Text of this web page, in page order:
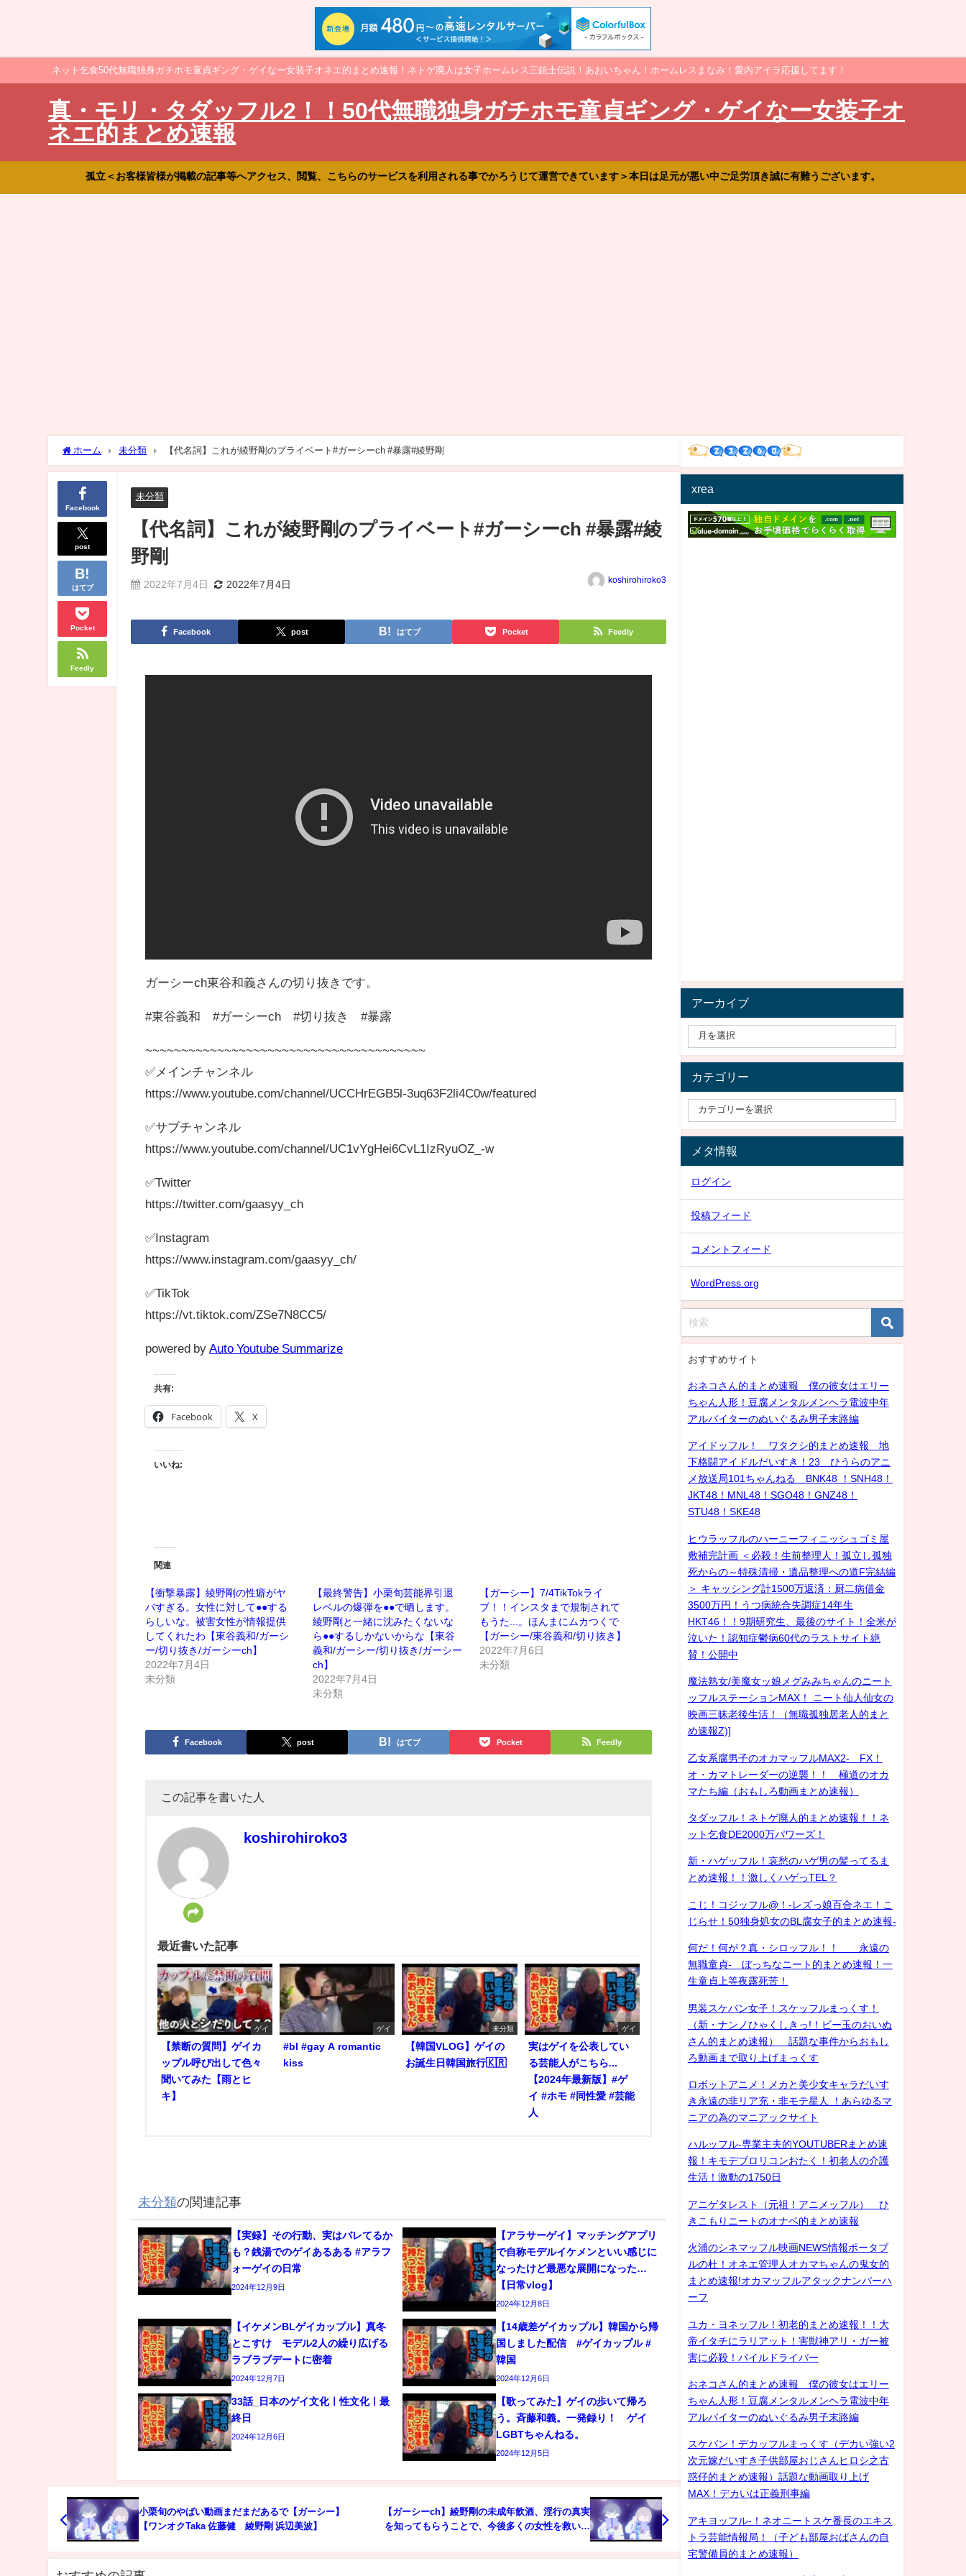
ネット乞食50代無職独身ガチホモ童貞ギング・ゲイなー女装子オネエ的まとめ速報！ネトゲ廃人は女子ホームレス三銃士伝説！あおいちゃん！ホームレスまなみ！愛内アイラ応援してます！
真・モリ・タダッフル2！！50代無職独身ガチホモ童貞ギング・ゲイなー女装子オ
ネエ的まとめ速報
孤立＜お客様皆様が掲載の記事等へアクセス、閲覧、こちらのサービスを利用される事でかろうじて運営できています＞本日は足元が悪い中ご足労頂き誠に有難うございます。
ホーム 未分類 【代名詞】これが綾野剛のプライベート#ガーシーch #暴露#綾野剛
Facebook
post
はてブ
Pocket
Feedly
未分類
【代名詞】これが綾野剛のプライベート#ガーシーch #暴露#綾
野剛
2022年7月4日 2022年7月4日 koshirohiroko3
Facebook post はてブ Pocket Feedly
ガーシーch東谷和義さんの切り抜きです。
#東谷義和 #ガーシーch #切り抜き #暴露
~~~~~~~~~~~~~~~~~~~~~~~~~~~~~~~~~~~~~~~
✅メインチャンネル
https://www.youtube.com/channel/UCCHrEGB5l-3uq63F2li4C0w/featured
✅サブチャンネル
https://www.youtube.com/channel/UC1vYgHei6CvL1IzRyuOZ_-w
✅Twitter
https://twitter.com/gaasyy_ch
✅Instagram
https://www.instagram.com/gaasyy_ch/
✅TikTok
https://vt.tiktok.com/ZSe7N8CC5/
powered by Auto Youtube Summarize
共有:
Facebook X
いいね:
関連
【衝撃暴露】綾野剛の性癖がヤ
バすぎる。女性に対して●●する
らしいな。被害女性が情報提供
してくれたわ【東谷義和/ガーシ
ー/切り抜き/ガーシーch】
2022年7月4日
未分類
【最終警告】小栗旬芸能界引退
レベルの爆弾を●●で晒します。
綾野剛と一緒に沈みたくないな
ら●●するしかないからな【東谷
義和/ガーシー/切り抜き/ガーシー
ch】
2022年7月4日
未分類
【ガーシー】7/4TikTokライ
ブ！！インスタまで規制されて
もうた...。ほんまにムカつくで
【ガーシー/東谷義和/切り抜き】
2022年7月6日
未分類
Facebook post はてブ Pocket Feedly
この記事を書いた人
koshirohiroko3
最近書いた記事
ゲイ
【禁断の質問】ゲイカ
ップル呼び出して色々
聞いてみた【雨とヒ
キ】
ゲイ
#bl #gay A romantic
kiss
未分類
【韓国VLOG】ゲイの
お誕生日韓国旅行🇰🇷
ゲイ
実はゲイを公表してい
る芸能人がこちら...
【2024年最新版】#ゲ
イ #ホモ #同性愛 #芸能
人
未分類の関連記事
【実録】その行動、実はバレてるか
も？銭湯でのゲイあるある #アラフ
ォーゲイの日常
2024年12月9日
【アラサーゲイ】マッチングアプリ
で自称モデルイケメンといい感じに
なったけど最悪な展開になった…
【日常vlog】
2024年12月8日
【イケメンBLゲイカップル】真冬
とこすけ モデル2人の繰り広げる
ラブラブデートに密着
2024年12月7日
【14歳差ゲイカップル】韓国から帰
国しました配信 #ゲイカップル #
韓国
2024年12月6日
33話_日本のゲイ文化ㅣ性文化ㅣ最
終日
2024年12月6日
【歌ってみた】ゲイの歩いて帰ろ
う。斉藤和義。一発録り！ ゲイ
LGBTちゃんねる。
2024年12月5日
小栗旬のやばい動画まだまだあるで【ガーシー】
【ワンオクTaka 佐藤健 綾野剛 浜辺美波】
【ガーシーch】綾野剛の未成年飲酒、淫行の真実
を知ってもらうことで、今後多くの女性を救いた
xrea
アーカイブ
カテゴリー
メタ情報
ログイン
投稿フィード
コメントフィード
WordPress.org
おすすめサイト
おネコさん的まとめ速報 僕の彼女はエリー
ちゃん人形！豆腐メンタルメンヘラ電波中年
アルバイターのぬいぐるみ男子末路編
アイドッフル！ ワタクシ的まとめ速報 地
下格闘アイドルだいすき！23 ひうらのアニ
メ放送局101ちゃんねる BNK48 ！SNH48！
JKT48！MNL48！SGO48！GNZ48！
STU48！SKE48
ヒウラッフルのハーニーフィニッシュゴミ屋
敷補完計画 ＜必殺！生前整理人！孤立し孤独
死からの～特殊清掃・遺品整理への道F完結編
＞ キャッシング計1500万返済：厨二病借金
3500万円！うつ病統合失調症14年生
HKT46！！9期研究生、最後のサイト！全米が
泣いた！認知症鬱病60代のラストサイト絶
賛！公開中
魔法熟女/美魔女ッ娘メグみみちゃんのニート
ッフルステーションMAX！ ニート仙人仙女の
映画三昧老後生活！（無職孤独居老人的まと
め速報Z)]
乙女系腐男子のオカマッフルMAX2- FX！
オ・カマトレーダーの逆襲！！ 極道のオカ
マたち編（おもしろ動画まとめ速報）
タダッフル！ネトゲ廃人的まとめ速報！！ネ
ット乞食DE2000万パワーズ！
新・ハゲッフル！哀愁のハゲ男の髪ってるま
とめ速報！！激しくハゲっTEL？
こじ！コジッフル@！-レズっ娘百合ネエ！こ
じらせ！50独身処女のBL腐女子的まとめ速報-
何だ！何が？真・シロッフル！！ 永遠の
無職童貞- ぼっちなニート的まとめ速報！一
生童貞上等夜露死苦！
男装スケバン女子！スケッフルまっくす！
（新・ナンノひゃくしきっ!！ビー玉のおいぬ
さん的まとめ速報） 話題な事件からおもし
ろ動画まで取り上げまっくす
ロボットアニメ！メカと美少女キャラだいす
き永遠の非リア充・非モテ星人 ！あらゆるマ
ニアの為のマニアックサイト
ハルッフル-専業主夫的YOUTUBERまとめ速
報！キモデブロリコンおたく！初老人の介護
生活！激動の1750日
アニゲタレスト（元祖！アニメッフル） ひ
きこもりニートのオナベ的まとめ速報
火浦のシネマッフル映画NEWS情報ポータブ
ルの杜！オネエ管理人オカマちゃんの鬼女的
まとめ速報!オカマッフルアタックナンバーハ
ーフ
ユカ・ヨネッフル！初老的まとめ速報！！大
帝イタチにラリアット！害獣神アリ・ガー被
害に必殺！パイルドライバー
おネコさん的まとめ速報 僕の彼女はエリー
ちゃん人形！豆腐メンタルメンヘラ電波中年
アルバイターのぬいぐるみ男子末路編
スケバン！デカッフルまっくす（デカい強い2
次元嫁だいすき子供部屋おじさんヒロシ之古
惑仔的まとめ速報）話題な動画取り上げ
MAX！デカいは正義刑事編
アキヨッフル-！ネオニートスケ番長のエキス
トラ芸能情報局！（子ども部屋おばさんの自
宅警備員的まとめ速報）